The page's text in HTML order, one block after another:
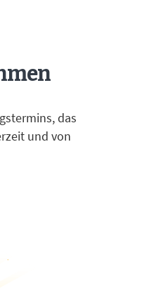
das
und von